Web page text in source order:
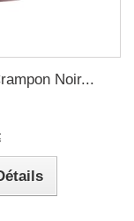
Noir...